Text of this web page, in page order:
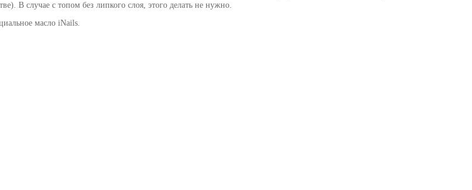
В случае с топом без липкого слоя, этого делать не нужно.
масло iNails.